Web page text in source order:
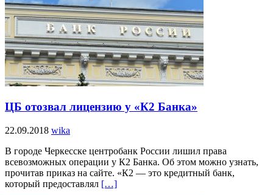
ЦБ отозвал лицензию у «К2 Банка»
22.09.2018 wika
В городе Черкесске центробанк России лишил права
всевозможных операции у К2 Банка. Об этом можно узнать,
прочитав приказ на сайте. «К2 — это кредитный банк,
который предоставлял […]